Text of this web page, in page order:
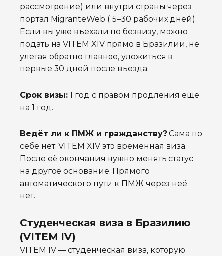
рассмотрение) или внутри страны через
портал MigranteWeb (15–30 рабочих дней).
Если вы уже въехали по безвизу, можно
подать на VITEM XIV прямо в Бразилии, не
улетая обратно главное, уложиться в
первые 30 дней после въезда.
Срок визы: 1 год с правом продления ещё
на 1 год.
Ведёт ли к ПМЖ и гражданству? Сама по
себе нет. VITEM XIV это временная виза.
После её окончания нужно менять статус
на другое основание. Прямого
автоматического пути к ПМЖ через неё
нет.
Студенческая виза в Бразилию
(VITEM IV)
VITEM IV — студенческая виза, которую